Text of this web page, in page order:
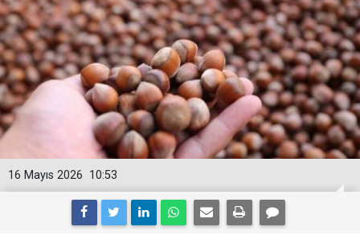
10:53
16 Mayıs 2026